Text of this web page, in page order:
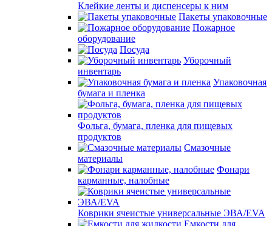
Клейкие ленты и диспенсеры к ним
Пакеты упаковочные
Пожарное
оборудование
Посуда
Уборочный
инвентарь
Упаковочная
бумага и пленка
Фольга, бумага, пленка для пищевых
продуктов
Смазочные
материалы
Фонари
карманные, налобные
Коврики ячеистые универсальные ЭВА/EVA
Емкости для